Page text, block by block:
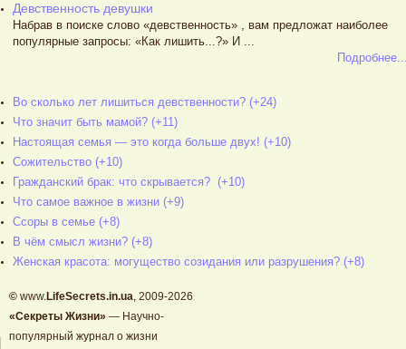
Девственность девушки
Набрав в поиске слово «девственность» , вам предложат наиболее
популярные запросы: «Как лишить...?» И ...
Во сколько лет лишиться девственности? (+24)
Что значит быть мамой? (+11)
Настоящая семья — это когда больше двух! (+10)
Сожительство (+10)
Гражданский брак: что скрывается? (+10)
Что самое важное в жизни (+9)
Ссоры в семье (+8)
В чём смысл жизни? (+8)
Женская красота: могущество созидания или разрушения? (+8)
© www.LifeSecrets.in.ua, 2009-2026
«Секреты Жизни» — Научно-
популярный журнал о жизни